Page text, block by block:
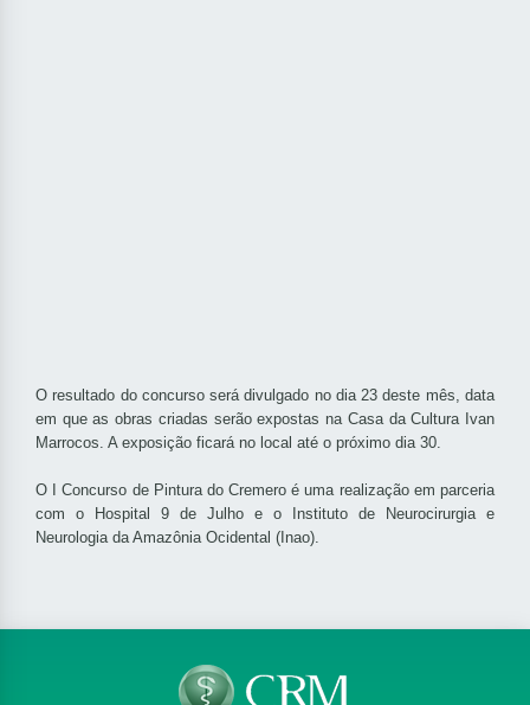
O resultado do concurso será divulgado no dia 23 deste mês, data
em que as obras criadas serão expostas na Casa da Cultura Ivan
Marrocos. A exposição ficará no local até o próximo dia 30.
O I Concurso de Pintura do Cremero é uma realização em parceria
com o Hospital 9 de Julho e o Instituto de Neurocirurgia e
Neurologia da Amazônia Ocidental (Inao).